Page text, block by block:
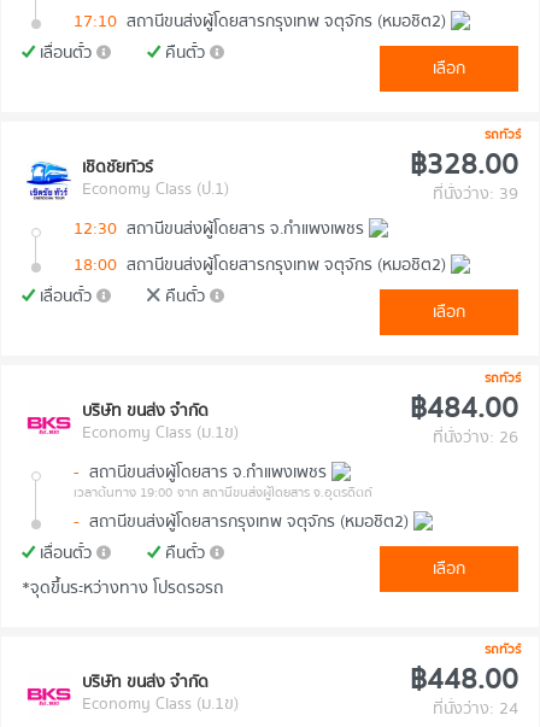
17:10 สถานีขนส่งผู้โดยสารกรุงเทพ จตุจักร (หมอชิต2)
เลื่อนตั๋ว
คืนตั๋ว
เลือก
รถทัวร์
เชิดชัยทัวร์
Economy Class (ป.1)
฿328.00
ที่นั่งว่าง: 39
12:30 สถานีขนส่งผู้โดยสาร จ.กำแพงเพชร
18:00 สถานีขนส่งผู้โดยสารกรุงเทพ จตุจักร (หมอชิต2)
เลื่อนตั๋ว
คืนตั๋ว
เลือก
รถทัวร์
บริษัท ขนส่ง จำกัด
Economy Class (ม.1ข)
฿484.00
ที่นั่งว่าง: 26
- สถานีขนส่งผู้โดยสาร จ.กำแพงเพชร
เวลาต้นทาง 19:00 จาก สถานีขนส่งผู้โดยสาร จ.อุตรดิตถ์
- สถานีขนส่งผู้โดยสารกรุงเทพ จตุจักร (หมอชิต2)
เลื่อนตั๋ว
คืนตั๋ว
*จุดขึ้นระหว่างทาง โปรดรอรถ
เลือก
รถทัวร์
บริษัท ขนส่ง จำกัด
Economy Class (ม.1ข)
฿448.00
ที่นั่งว่าง: 24